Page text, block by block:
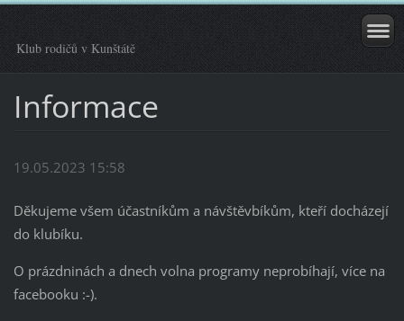
Klub rodičů v Kunštátě
Informace
19.05.2023 15:58
Děkujeme všem účastníkům a návštěvbíkům, kteří docházejí
do klubíku.
O prázdninách a dnech volna programy neprobíhají, více na
facebooku :-).